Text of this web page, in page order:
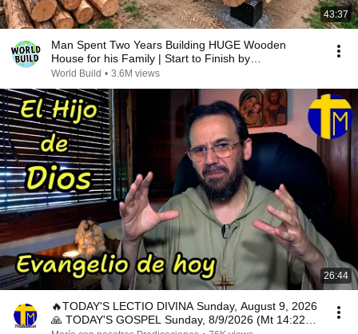
43:37
Man Spent Two Years Building HUGE Wooden
House for his Family | Start to Finish by
@bjornbrenton
World Build • 3.6M views
26:44
🔥TODAY'S LECTIO DIVINA Sunday, August 9, 2026
🙏 TODAY'S GOSPEL Sunday, 8/9/2026 (Mt 14:22-